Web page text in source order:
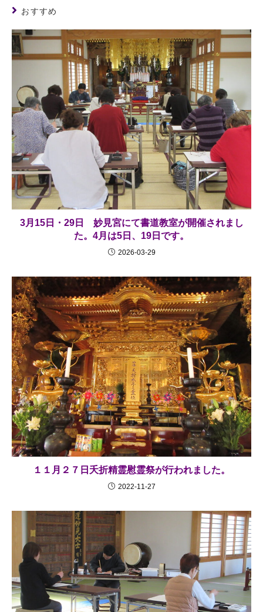
おすすめ
3月15日・29日 妙見宮にて書道教室が開催されまし
た。4月は5日、19日です。
2026-03-29
１１月２７日夭折精霊慰霊祭が行われました。
2022-11-27